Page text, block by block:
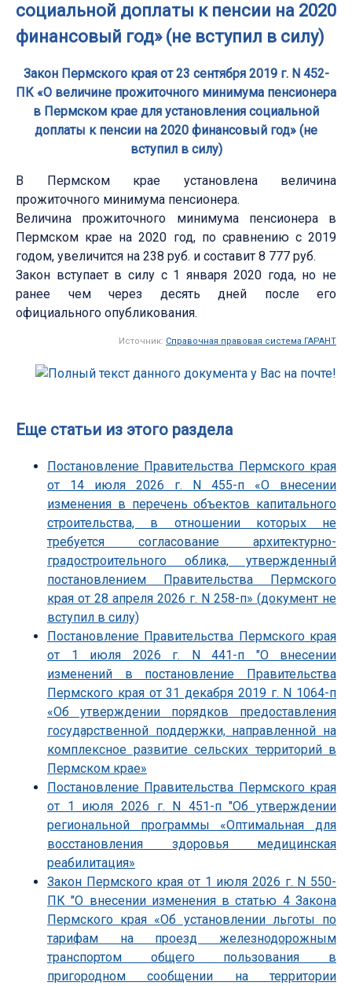
социальной доплаты к пенсии на 2020
финансовый год» (не вступил в силу)
Закон Пермского края от 23 сентября 2019 г. N 452-
ПК «О величине прожиточного минимума пенсионера
в Пермском крае для установления социальной
доплаты к пенсии на 2020 финансовый год» (не
вступил в силу)
В Пермском крае установлена величина
прожиточного минимума пенсионера.
Величина прожиточного минимума пенсионера в
Пермском крае на 2020 год, по сравнению с 2019
годом, увеличится на 238 руб. и составит 8 777 руб.
Закон вступает в силу с 1 января 2020 года, но не
ранее чем через десять дней после его
официального опубликования.
Источник: Справочная правовая система ГАРАНТ
Еще статьи из этого раздела
Постановление Правительства Пермского края
от 14 июля 2026 г. N 455-п «О внесении
изменения в перечень объектов капитального
строительства, в отношении которых не
требуется согласование архитектурно-
градостроительного облика, утвержденный
постановлением Правительства Пермского
края от 28 апреля 2026 г. N 258-п» (документ не
вступил в силу)
Постановление Правительства Пермского края
от 1 июля 2026 г. N 441-п "О внесении
изменений в постановление Правительства
Пермского края от 31 декабря 2019 г. N 1064-п
«Об утверждении порядков предоставления
государственной поддержки, направленной на
комплексное развитие сельских территорий в
Пермском крае»
Постановление Правительства Пермского края
от 1 июля 2026 г. N 451-п "Об утверждении
региональной программы «Оптимальная для
восстановления здоровья медицинская
реабилитация»
Закон Пермского края от 1 июля 2026 г. N 550-
ПК "О внесении изменения в статью 4 Закона
Пермского края «Об установлении льготы по
тарифам на проезд железнодорожным
транспортом общего пользования в
пригородном сообщении на территории